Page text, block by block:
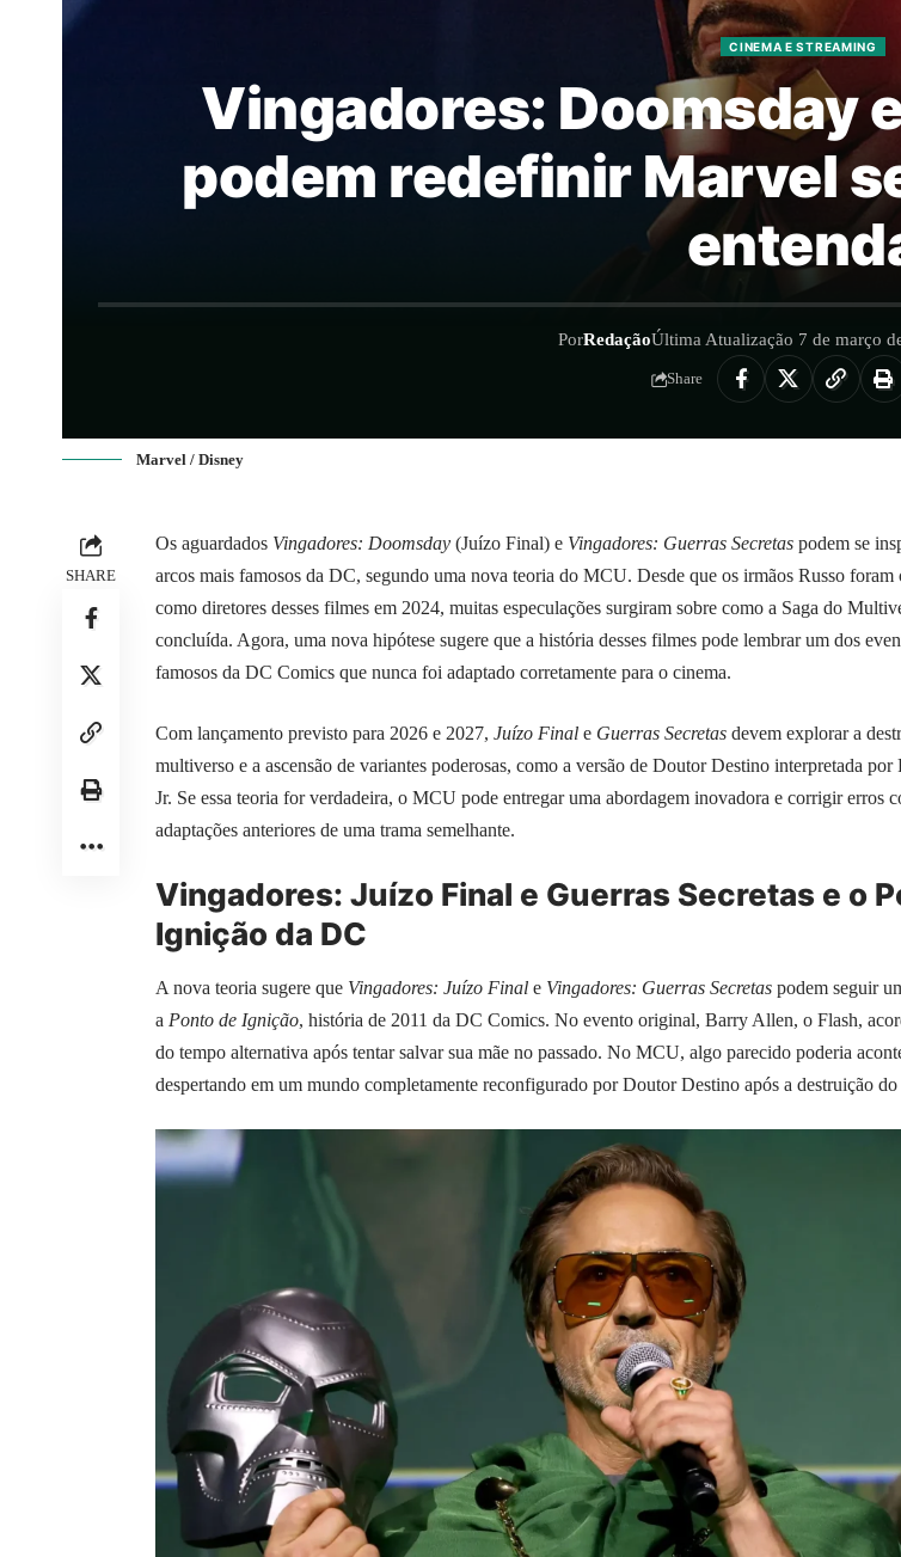
CINEMA E STREAMING
Vingadores: Doomsday
podem redefinir Marvel
PorRedaçãoÚltima Atualização 7 de março
Share
Marvel / Disney
SHARE
Os aguardados Vingadores: Doomsday (Juízo Final) e Vingadores: Guerras Secretas podem se
arcos mais famosos da DC, segundo uma nova teoria do MCU. Desde que os irmãos Russo foram
como diretores desses filmes em 2024, muitas especulações surgiram sobre como a Saga do
concluída. Agora, uma nova hipótese sugere que a história desses filmes pode lembrar um dos
famosos da DC Comics que nunca foi adaptado corretamente para o cinema.
Com lançamento previsto para 2026 e 2027, Juízo Final e Guerras Secretas devem explorar a
multiverso e a ascensão de variantes poderosas, como a versão de Doutor Destino interpretada
Jr. Se essa teoria for verdadeira, o MCU pode entregar uma abordagem inovadora e corrigir erros
adaptações anteriores de uma trama semelhante.
Vingadores: Juízo Final e Guerras Secretas e o
Ignição da DC
A nova teoria sugere que Vingadores: Juízo Final e Vingadores: Guerras Secretas podem seguir
a Ponto de Ignição, história de 2011 da DC Comics. No evento original, Barry Allen, o Flash,
do tempo alternativa após tentar salvar sua mãe no passado. No MCU, algo parecido poderia
despertando em um mundo completamente reconfigurado por Doutor Destino após a destruição